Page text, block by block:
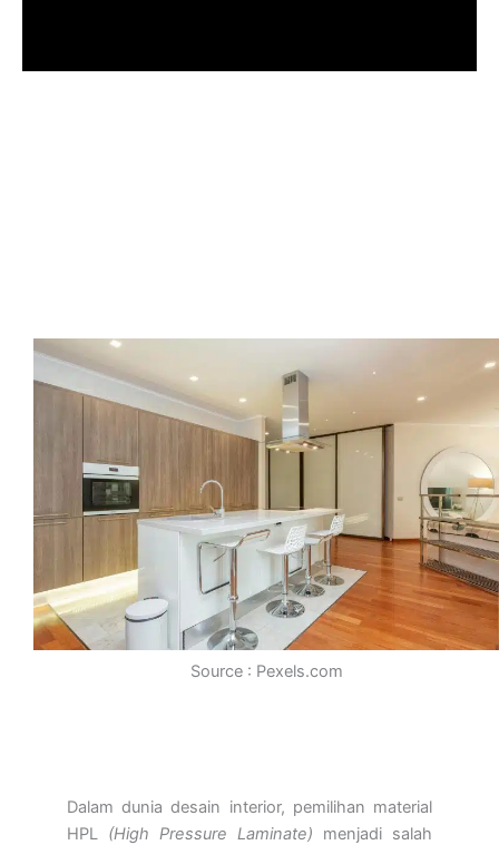
Source : Pexels.com
Dalam dunia desain interior, pemilihan material
HPL (High Pressure Laminate) menjadi salah